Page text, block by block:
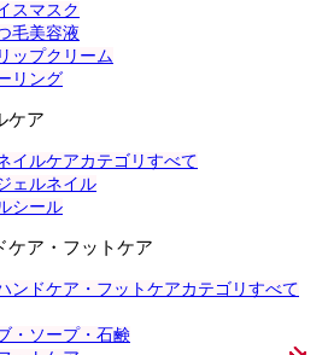
スマスク
毛美容液
ップクリーム
リング
ケア
イルケアカテゴリすべて
ェルネイル
シール
ケア・フットケア
ンドケア・フットケアカテゴリすべて
・ソープ・石鹸